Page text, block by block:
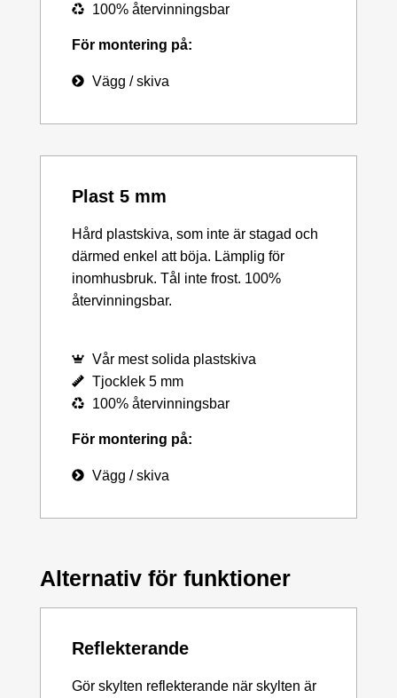
100% återvinningsbar
För montering på:
Vägg / skiva
Plast 5 mm
Hård plastskiva, som inte är stagad och
därmed enkel att böja. Lämplig för
inomhusbruk. Tål inte frost. 100%
återvinningsbar.
Vår mest solida plastskiva
Tjocklek 5 mm
100% återvinningsbar
För montering på:
Vägg / skiva
Alternativ för funktioner
Reflekterande
Gör skylten reflekterande när skylten är